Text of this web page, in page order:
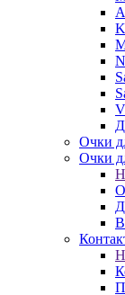
Очки
Очки